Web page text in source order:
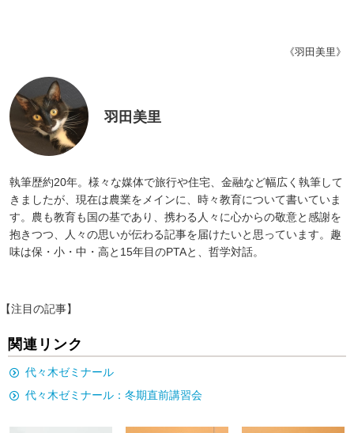
《羽田美里》
羽田美里
執筆歴約20年。様々な媒体で旅行や住宅、金融など幅広く執筆して
きましたが、現在は農業をメインに、時々教育について書いていま
す。農も教育も国の基であり、携わる人々に心からの敬意と感謝を
抱きつつ、人々の思いが伝わる記事を届けたいと思っています。趣
味は保・小・中・高と15年目のPTAと、哲学対話。
【注目の記事】
関連リンク
代々木ゼミナール
代々木ゼミナール：冬期直前講習会